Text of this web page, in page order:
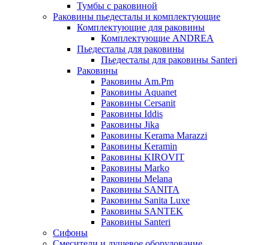
Тумбы с раковиной
Раковины пьедесталы и комплектующие
Комплектующие для раковины
Комплектующие ANDREA
Пьедесталы для раковины
Пьедесталы для раковины Santeri
Раковины
Раковины Am.Pm
Раковины Aquanet
Раковины Cersanit
Раковины Iddis
Раковины Jika
Раковины Kerama Marazzi
Раковины Keramin
Раковины KIROVIT
Раковины Marko
Раковины Melana
Раковины SANITA
Раковины Sanita Luxe
Раковины SANTEK
Раковины Santeri
Сифоны